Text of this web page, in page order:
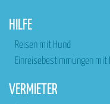
HILFE
Reisen mit Hund
Einreisebestimmungen mit
VERMIETER